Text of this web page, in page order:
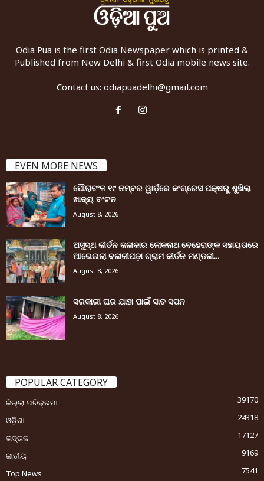
Odia Pua is the first Odia Newspaper which is printed &
Published from New Delhi & first Odia mobile news site.
Contact us: odiapuadelhi@gmail.com
EVEN MORE NEWS
ପୌରାଚଂଳ ୧୯ ନମ୍ବର ୱାର୍ଡ଼ରେ କଂଗ୍ରେସ ପକ୍ଷରୁ ଶୁଖିଲା
ଖାଦ୍ୟ ବଂଟନ
August 8, 2026
ଅସୁସ୍ଥ କୀର୍ତନ କଳାକାର ଲୋକନାଥ ବେହେରାଙ୍କ ସହାୟତାରେ
ଆଗେଇଲା ବଳାଜୀପଡ଼ା ଗ୍ରାମ କୀର୍ତନ ମଣ୍ଡଳୀ...
August 8, 2026
ସରକାରୀ ଘର ଯାହା ପାଇଁ ସାତ ସପନ
August 8, 2026
POPULAR CATEGORY
ଜିଲ୍ଲା ପରିକ୍ରମା
39170
ଓଡ଼ିଶା
24318
ଭଦ୍ରକ
17127
ଜାତୀୟ
9169
Top News
7541